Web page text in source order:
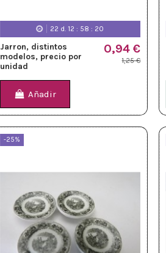
22 d. 12 :58 :18
Jarron, distintos
modelos, precio por
unidad
0,94 €
1,25 €
Añadir
-25%